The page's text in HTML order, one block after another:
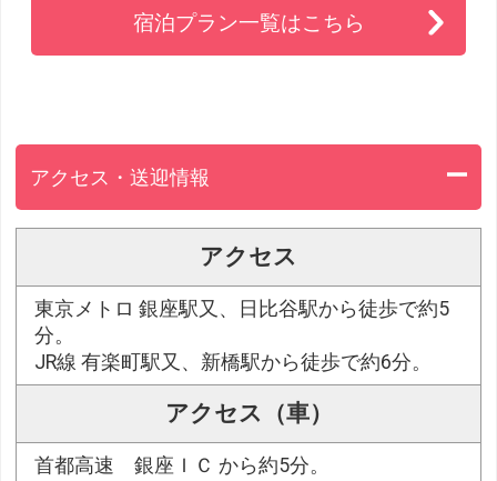
宿泊プラン一覧はこちら
アクセス・送迎情報
アクセス
東京メトロ 銀座駅又、日比谷駅から徒歩で約5
分。
JR線 有楽町駅又、新橋駅から徒歩で約6分。
アクセス（車）
首都高速 銀座ＩＣ から約5分。